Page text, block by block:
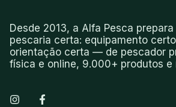
Desde 2013, a Alfa Pesca
pescaria certa: equipamento
orientação certa — de pescador
física e online, 9.000+ produtos e